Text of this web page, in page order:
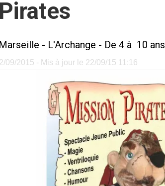
Marseille - L'Archange - De 4 à 10 ans
09/2015 - Mis à jour le 22/09/15 11:16